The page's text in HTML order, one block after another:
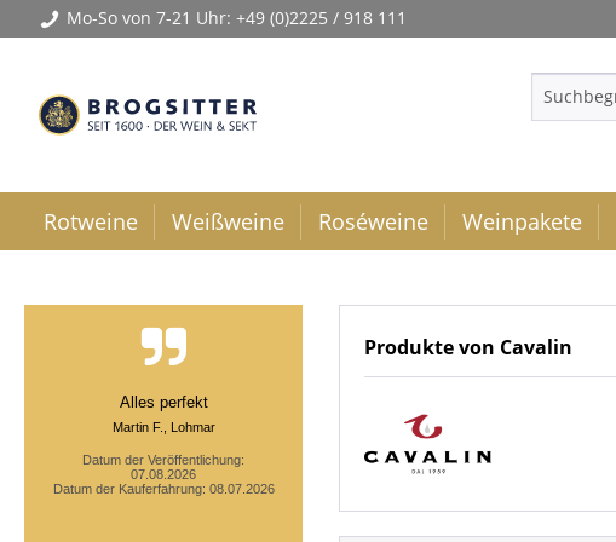
Mo-So von 7-21 Uhr: +49 (0)2225 / 918 111
Rotweine Weißweine Roséweine Weinpakete
Alles perfekt
Martin F., Lohmar
Datum der Veröffentlichung:
07.08.2026
Datum der Kauferfahrung: 08.07.2026
Produkte von Cavalin